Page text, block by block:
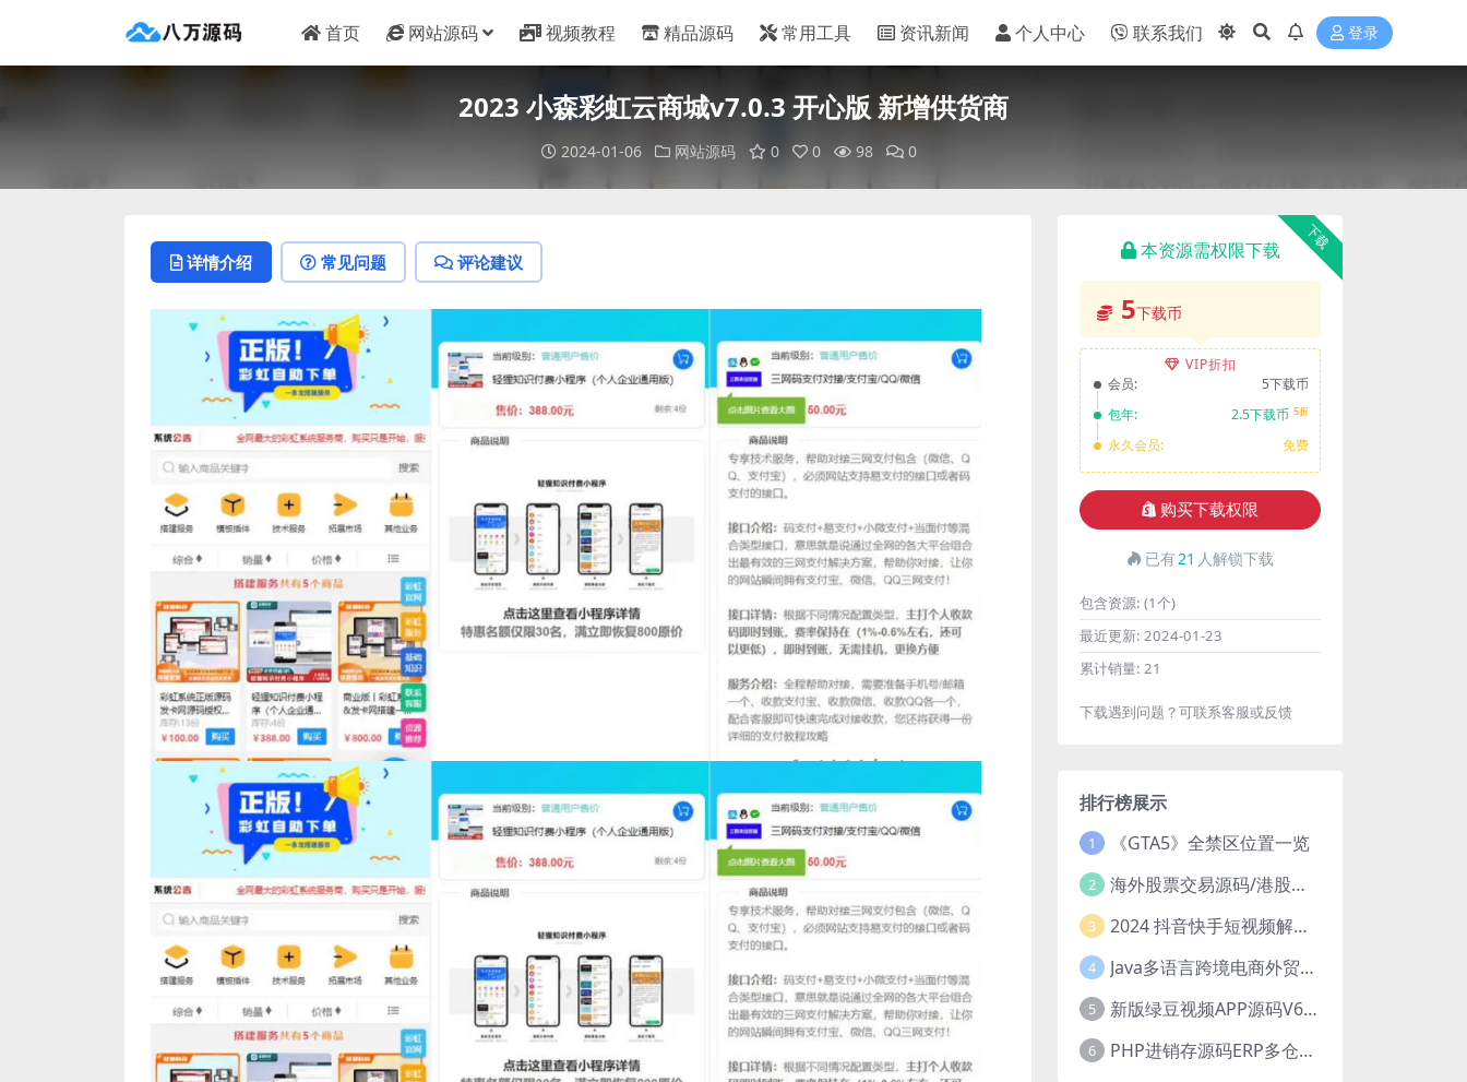
首页 网站源码 视频教程 精品源码 常用工具 资讯新闻 个人中心 联系我们 登录
2023 小森彩虹云商城v7.0.3 开心版 新增供货商
2024-01-06 网站源码 0 0 98 0
详情介绍 常见问题 评论建议
下载
本资源需权限下载
5下载币
VIP折扣
会员:
5下载币
包年:
2.5下载币 5折
永久会员: 免费
购买下载权限
已有21 人解锁下载
包含资源: (1个)
最近更新: 2024-01-23
累计销量: 21
下载遇到问题？可联系客服或反馈
排行榜展示
1 《GTA5》全禁区位置一览
2 海外股票交易源码/港股泰股/美股源码/印度股源码/马拉西亚股票源码/国际股票配资
3 2024 抖音快手短视频解析去水印php源码
4 Java多语言跨境电商外贸商城TikToKshop内嵌商城I商家入驻I一键铺
5 新版绿豆视频APP源码V6.6 免授权插件版
6 PHP进销存源码ERP多仓库管理系统 手机版进销存 php网络版进销存小程序